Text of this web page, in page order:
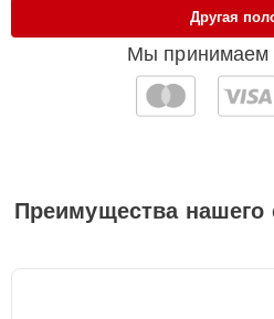
Мы принимаем
Другая
Преимущества нашего